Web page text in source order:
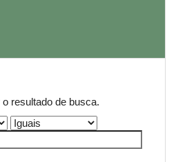
resultado de busca.